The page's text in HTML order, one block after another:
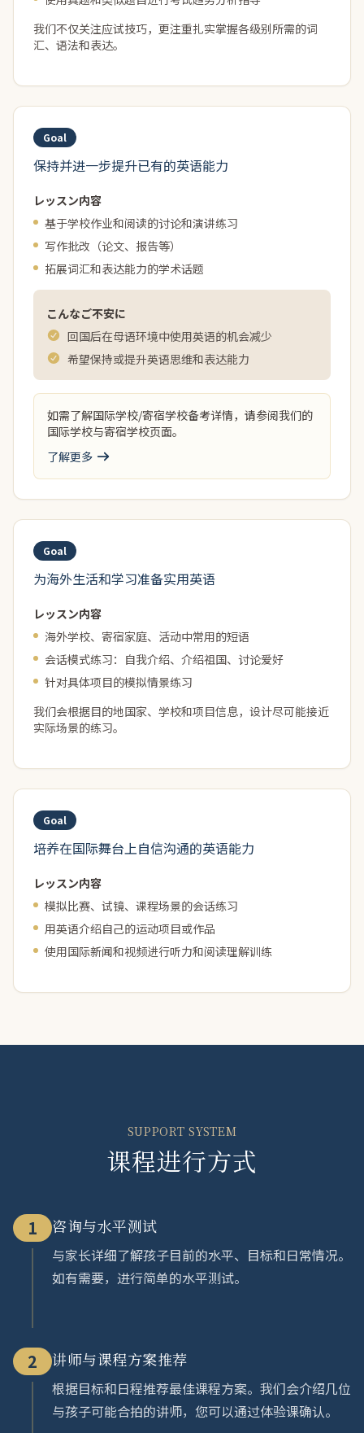
我们不仅关注应试技巧，更注重扎实掌握各级别所需的词
汇、语法和表达。
归国子女/国际学校学生课程
Goal
保持并进一步提升已有的英语能力
レッスン内容
基于学校作业和阅读的讨论和演讲练习
写作批改（论文、报告等）
拓展词汇和表达能力的学术话题
こんなご不安に
回国后在母语环境中使用英语的机会减少
希望保持或提升英语思维和表达能力
如需了解国际学校/寄宿学校备考详情，请参阅我们的
国际学校与寄宿学校页面。
了解更多
留学/夏令营准备
Goal
为海外生活和学习准备实用英语
レッスン内容
海外学校、寄宿家庭、活动中常用的短语
会话模式练习：自我介绍、介绍祖国、讨论爱好
针对具体项目的模拟情景练习
我们会根据目的地国家、学校和项目信息，设计尽可能接近
实际场景的练习。
才艺支持（体育、音乐、艺术）
Goal
培养在国际舞台上自信沟通的英语能力
レッスン内容
模拟比赛、试镜、课程场景的会话练习
用英语介绍自己的运动项目或作品
使用国际新闻和视频进行听力和阅读理解训练
SUPPORT SYSTEM
课程进行方式
1 咨询与水平测试
与家长详细了解孩子目前的水平、目标和日常情况。
如有需要，进行简单的水平测试。
2 讲师与课程方案推荐
根据目标和日程推荐最佳课程方案。我们会介绍几位
与孩子可能合拍的讲师，您可以通过体验课确认。